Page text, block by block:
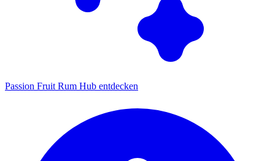
Passion Fruit Rum Hub entdecken